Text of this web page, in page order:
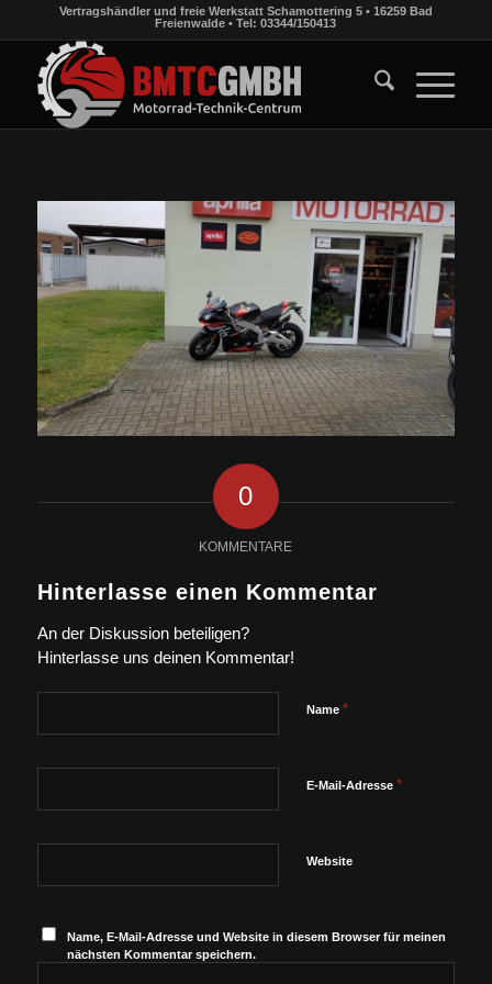
Vertragshändler und freie Werkstatt Schamottering 5 • 16259 Bad
Freienwalde • Tel: 03344/150413
0
KOMMENTARE
Hinterlasse einen Kommentar
An der Diskussion beteiligen?
Hinterlasse uns deinen Kommentar!
Name *
E-Mail-Adresse *
Website
Name, E-Mail-Adresse und Website in diesem Browser für meinen
nächsten Kommentar speichern.